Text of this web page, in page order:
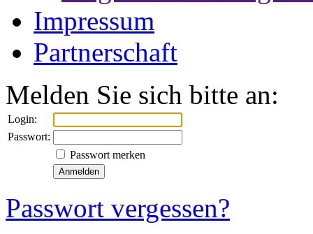
Impressum
Partnerschaft
Melden Sie sich bitte an:
Login:
Passwort:
Passwort merken
Passwort vergessen?